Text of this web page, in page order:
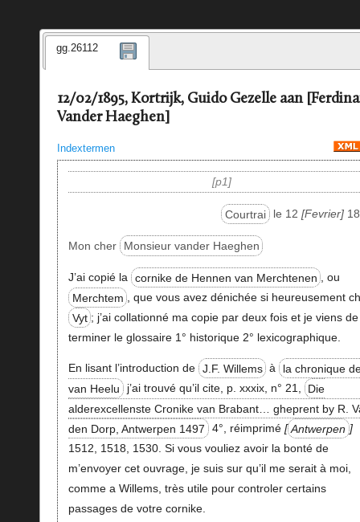
gg.26112
12/02/1895, Kortrijk, Guido Gezelle aan
Vander Haeghen]
Indextermen
p1
Courtrai le 12 Fevrier
Mon cher Monsieur vander Haeghen
J’ai copié la cornike de Hennen van Merchtenen , ou
Merchtem , que vous avez dénichée si heureusement
Vyt ; j’ai collationné ma copie par deux fois et je viens de
terminer le glossaire 1° historique 2° lexicographique.
En lisant l’introduction de J.F. Willems à la chronique
van Heelu j’ai trouvé qu’il cite, p. xxxix, n° 21,
Die
alderexcellenste Cronike van Brabant… gheprent by R.
den Dorp, Antwerpen 1497 4°, réimprimé
Antwerpen
1512, 1518, 1530. Si vous vouliez avoir la bonté de
m’envoyer cet ouvrage, je suis sur qu’il me serait à moi,
comme a Willems, très utile pour controler certains
passages de votre cornike.